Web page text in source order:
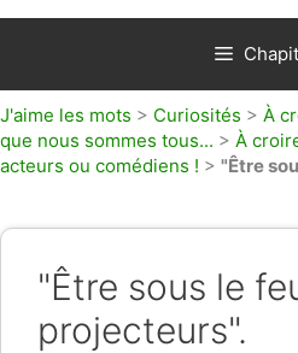
J'aime les mots > Curiosités > À
que nous sommes tous... > À
acteurs ou comédiens ! > "Être
"Être sous le
projecteurs".